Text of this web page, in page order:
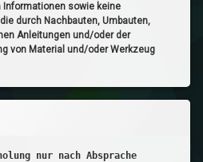
Informationen sowie keine
durch Nachbauten, Umbauten,
Anleitungen und/oder der
von Material und/oder Werkzeug
nur nach Absprache